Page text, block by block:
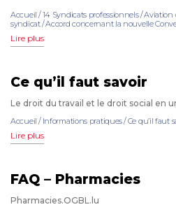
Accueil /14 Syndicats professionnels/Aviation
syndicat/Accord concernant la nouvelle
Lire plus
Ce qu’il faut savoir
Le droit du travail et le droit social en
Accueil / Informations pratiques/Ce qu’il faut
Lire plus
FAQ – Pharmacies
Pharmacies.OGBL.lu